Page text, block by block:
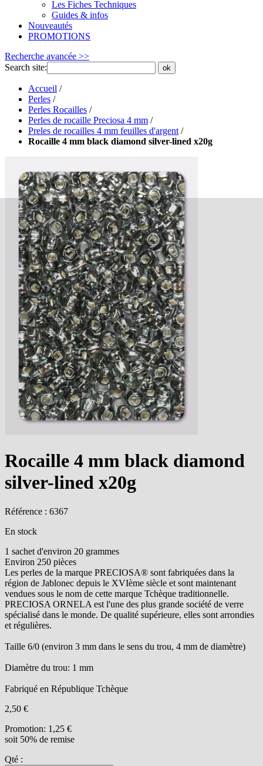
Les Fiches Techniques
Guides & infos
Nouveautés
PROMOTIONS
Recherche avancée >>
Search site:
ok
Accueil /
Perles /
Perles Rocailles /
Perles de rocaille Preciosa 4 mm /
Preles de rocailles 4 mm feuilles d'argent /
Rocaille 4 mm black diamond silver-lined x20g
Rocaille 4 mm black diamond
silver-lined x20g
Référence : 6367
En stock
1 sachet d'environ 20 grammes
Environ 250 pièces
Les perles de la marque PRECIOSA® sont fabriquées dans la
région de Jablonec depuis le XVIème siècle et sont maintenant
vendues sous le nom de cette marque Tchèque traditionnelle.
PRECIOSA ORNELA est l'une des plus grande société de verre
spécialisé dans le monde. De qualité supérieure, elles sont arrondies
et régulières.
Taille 6/0 (environ 3 mm dans le sens du trou, 4 mm de diamètre)
Diamètre du trou: 1 mm
Fabriqué en République Tchèque
2,50 €
Promotion: 1,25 €
soit 50% de remise
Qté :